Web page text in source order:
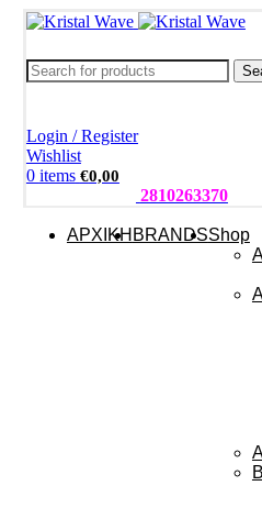
Login / Register
Wishlist
0 items €0,00
2810263370
ΑΡΧΙΚΗ BRANDSShop